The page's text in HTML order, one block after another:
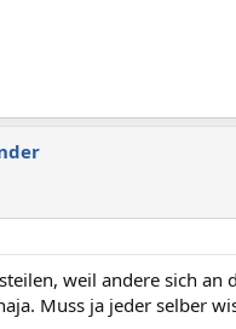
weil andere sich an
Muss ja jeder selber